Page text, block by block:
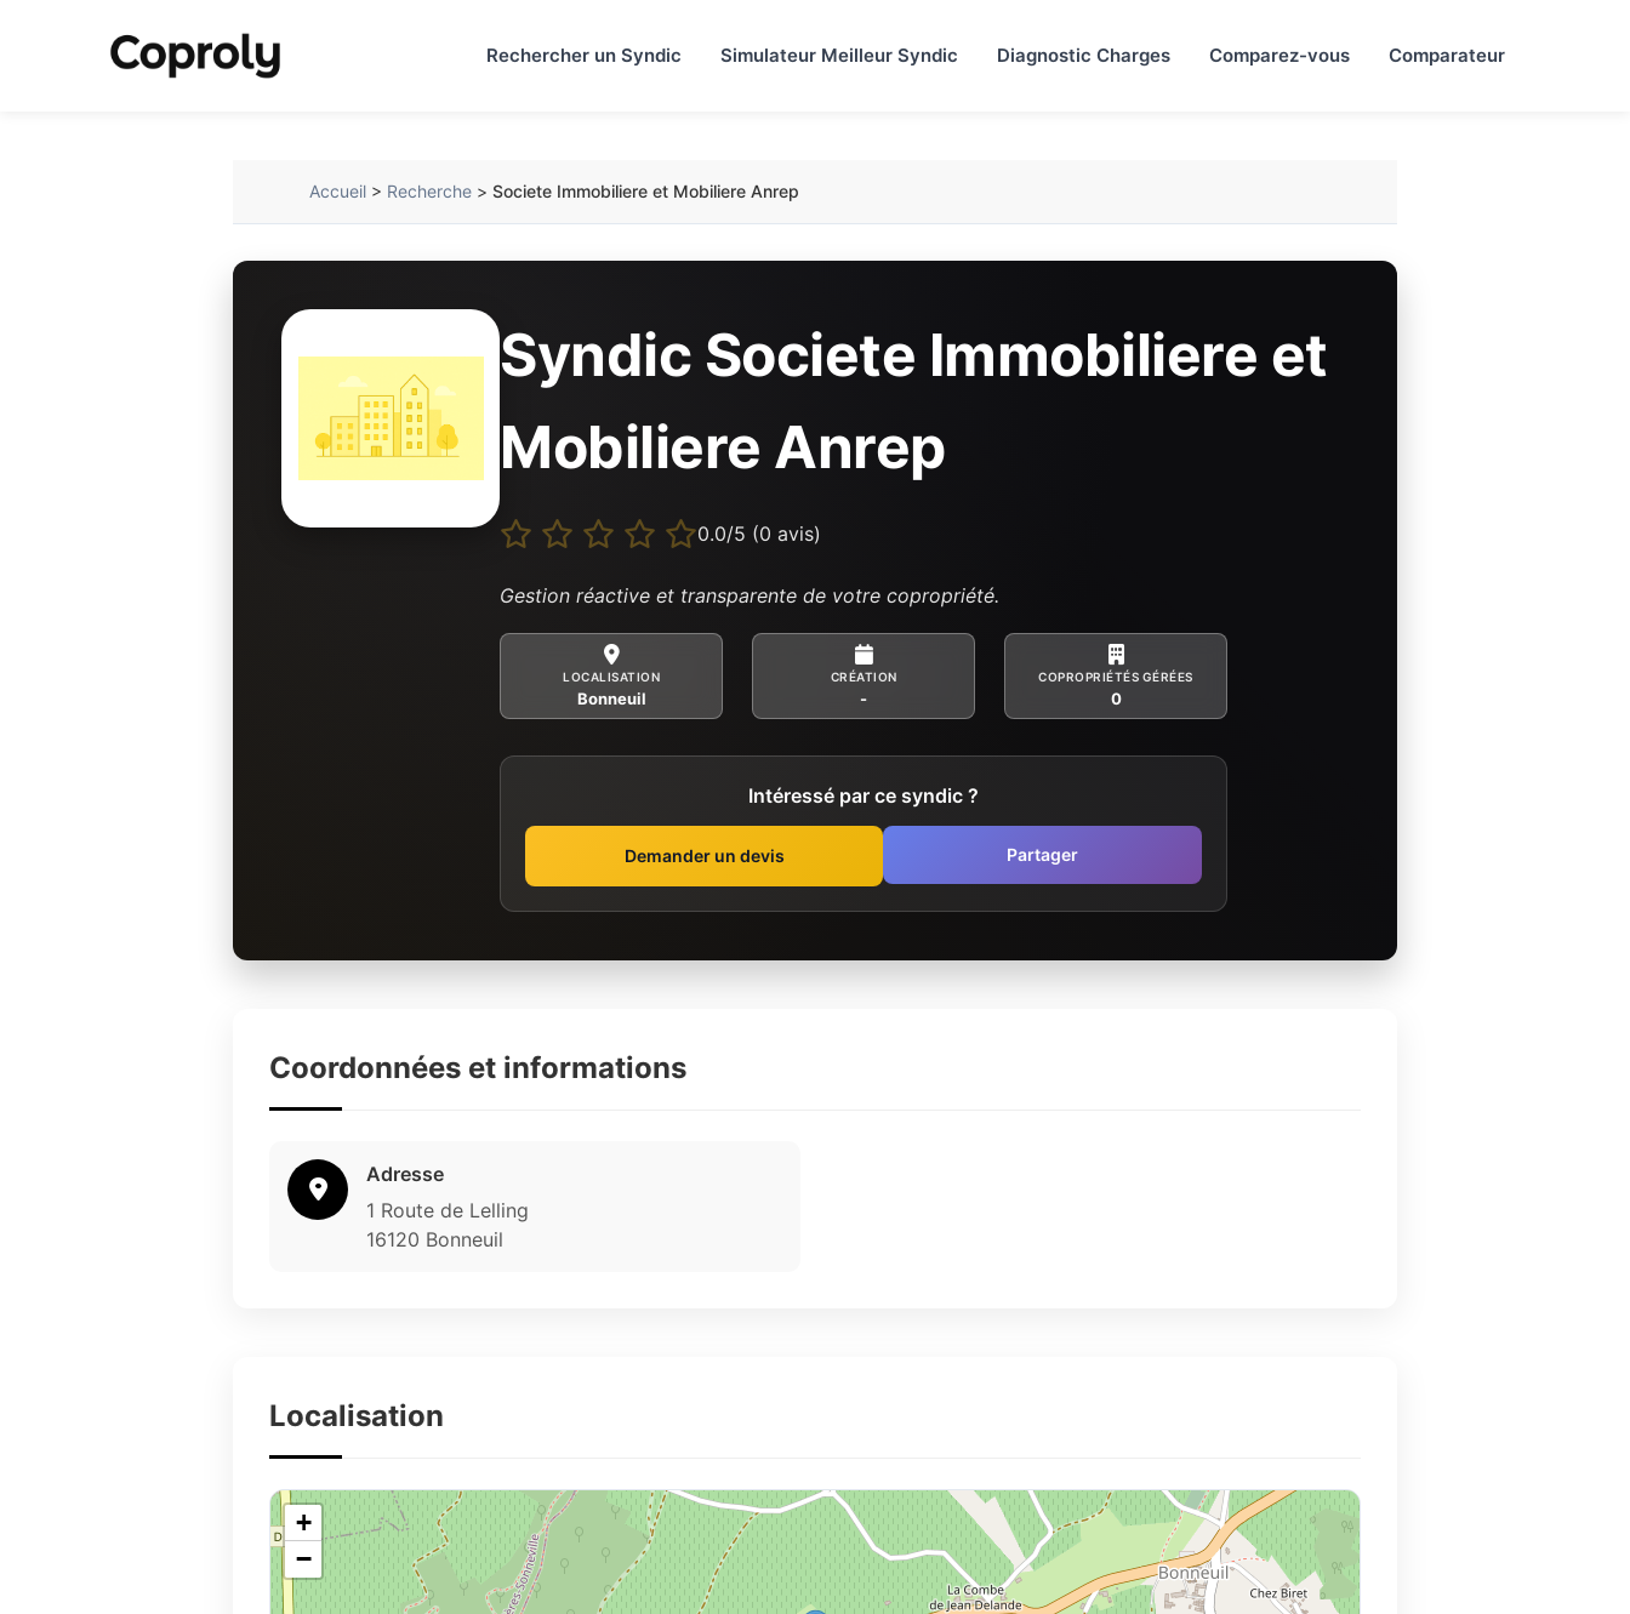
Rechercher un Syndic Simulateur Meilleur Syndic Diagnostic Charges Comparez-vous Comparateur
Accueil > Recherche > Societe Immobiliere et Mobiliere Anrep
Syndic Societe Immobiliere et
Mobiliere Anrep
0.0/5 (0 avis)
Gestion réactive et transparente de votre copropriété.
LOCALISATION
Bonneuil
CRÉATION
-
COPROPRIÉTÉS GÉRÉES
0
Intéressé par ce syndic ?
Demander un devis Partager
Coordonnées et informations
Adresse
1 Route de Lelling
16120 Bonneuil
Localisation
+
−